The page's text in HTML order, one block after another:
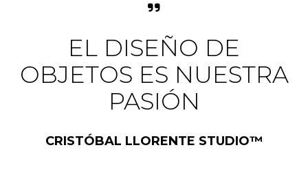
EL DISEÑO DE
OBJETOS ES NUESTRA
PASIÓN
CRISTÓBAL LLORENTE STUDIO™